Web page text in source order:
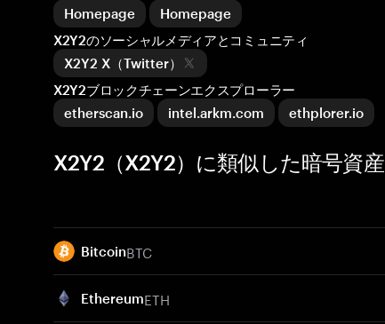
Homepage
Homepage
X2Y2のソーシャルメディアとコミュニティ
X2Y2 X（Twitter）
X2Y2ブロックチェーンエクスプローラー
etherscan.io
intel.arkm.com ethplorer.io
X2Y2（X2Y2）に類似した暗号資産
BitcoinBTC
EthereumETH